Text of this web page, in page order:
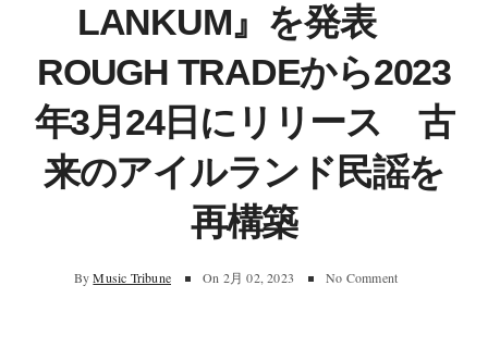
LANKUM』を発表
ROUGH TRADEから2023
年3月24日にリリース 古
来のアイルランド民謡を
再構築
By Music Tribune On 2月 02, 2023 No Comment